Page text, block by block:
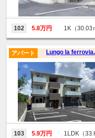
102 5.8万円 1K（30.03
Lungo la
アパート
103 5.9万円 1LDK（